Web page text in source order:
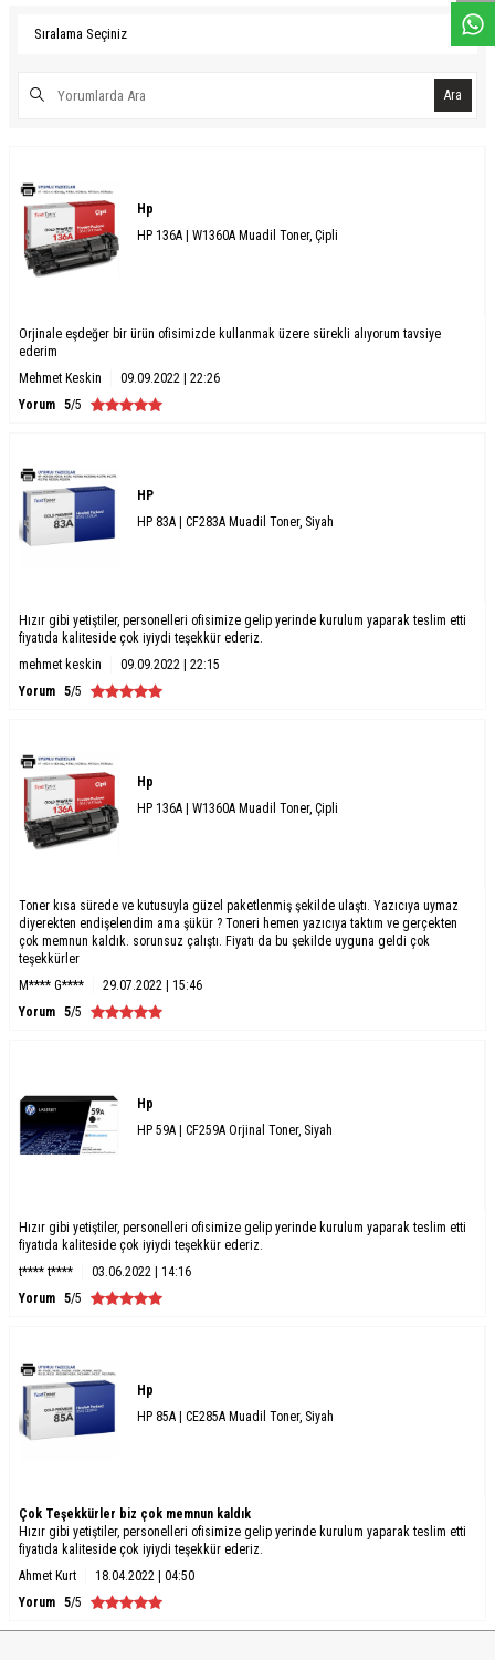
Ara
Hp
HP 136A | W1360A Muadil Toner, Çipli
Orjinale eşdeğer bir ürün ofisimizde kullanmak üzere sürekli alıyorum tavsiye
ederim
Mehmet Keskin
09.09.2022 | 22:26
Yorum 5/5
HP
HP 83A | CF283A Muadil Toner, Siyah
Hızır gibi yetiştiler, personelleri ofisimize gelip yerinde kurulum yaparak teslim etti
fiyatıda kaliteside çok iyiydi teşekkür ederiz.
mehmet keskin
09.09.2022 | 22:15
Yorum 5/5
Hp
HP 136A | W1360A Muadil Toner, Çipli
Toner kısa sürede ve kutusuyla güzel paketlenmiş şekilde ulaştı. Yazıcıya uymaz
diyerekten endişelendim ama şükür ? Toneri hemen yazıcıya taktım ve gerçekten
çok memnun kaldık. sorunsuz çalıştı. Fiyatı da bu şekilde uyguna geldi çok
teşekkürler
M**** G****
29.07.2022 | 15:46
Yorum 5/5
Hp
HP 59A | CF259A Orjinal Toner, Siyah
Hızır gibi yetiştiler, personelleri ofisimize gelip yerinde kurulum yaparak teslim etti
fiyatıda kaliteside çok iyiydi teşekkür ederiz.
t**** t****
03.06.2022 | 14:16
Yorum 5/5
Hp
HP 85A | CE285A Muadil Toner, Siyah
Çok Teşekkürler biz çok memnun kaldık
Hızır gibi yetiştiler, personelleri ofisimize gelip yerinde kurulum yaparak teslim etti
fiyatıda kaliteside çok iyiydi teşekkür ederiz.
Ahmet Kurt
18.04.2022 | 04:50
Yorum 5/5